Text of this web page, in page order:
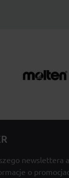
newslettera
o